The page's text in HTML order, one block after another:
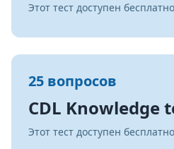
Этот тест доступен
25 вопросов
CDL Knowledge
Этот тест доступен